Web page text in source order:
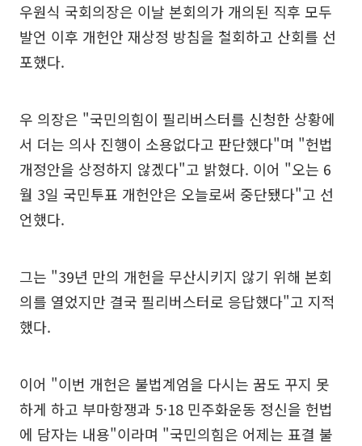
우원식 국회의장은 이날 본회의가 개의된 직후 모두
발언 이후 개헌안 재상정 방침을 철회하고 산회를 선
포했다.
우 의장은 "국민의힘이 필리버스터를 신청한 상황에
서 더는 의사 진행이 소용없다고 판단했다"며 "헌법
개정안을 상정하지 않겠다"고 밝혔다. 이어 "오는 6
월 3일 국민투표 개헌안은 오늘로써 중단됐다"고 선
언했다.
그는 "39년 만의 개헌을 무산시키지 않기 위해 본회
의를 열었지만 결국 필리버스터로 응답했다"고 지적
했다.
이어 "이번 개헌은 불법계엄을 다시는 꿈도 꾸지 못
하게 하고 부마항쟁과 5·18 민주화운동 정신을 헌법
에 담자는 내용"이라며 "국민의힘은 어제는 표결 불